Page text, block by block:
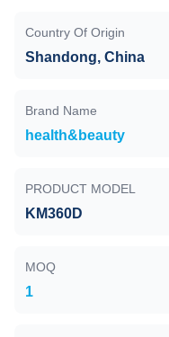
Country Of Origin
Shandong, China
Brand Name
health&beauty
PRODUCT MODEL
KM360D
MOQ
1